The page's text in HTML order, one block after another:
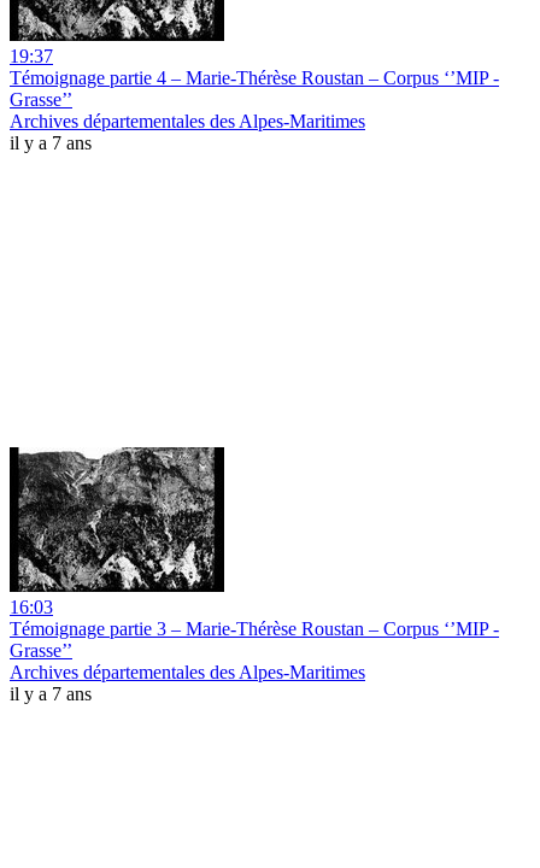
19:37
Témoignage partie 4 – Marie-Thérèse Roustan – Corpus ‘’MIP -
Grasse’’
Archives départementales des Alpes-Maritimes
il y a 7 ans
16:03
Témoignage partie 3 – Marie-Thérèse Roustan – Corpus ‘’MIP -
Grasse’’
Archives départementales des Alpes-Maritimes
il y a 7 ans